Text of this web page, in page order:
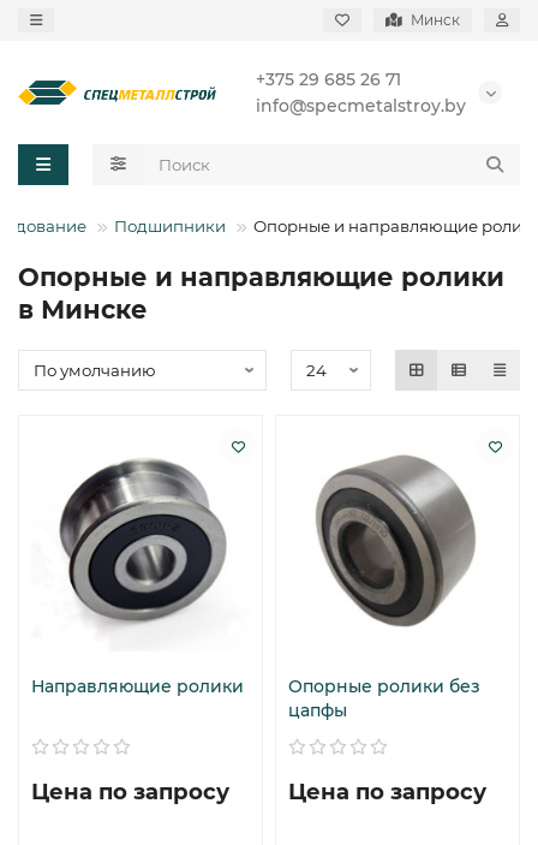
Минск
+375 29 685 26 71
info@specmetalstroy.by
Подшипники Опорные и направляющие
Опорные и направляющие ролики
в Минске
Направляющие ролики
Цена по запросу
Опорные ролики без
цапфы
Цена по запросу